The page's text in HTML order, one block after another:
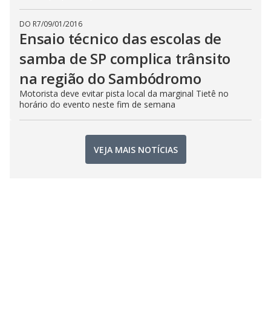
DO R7/09/01/2016
Ensaio técnico das escolas de
samba de SP complica trânsito
na região do Sambódromo
Motorista deve evitar pista local da marginal Tietê no
horário do evento neste fim de semana
VEJA MAIS NOTÍCIAS